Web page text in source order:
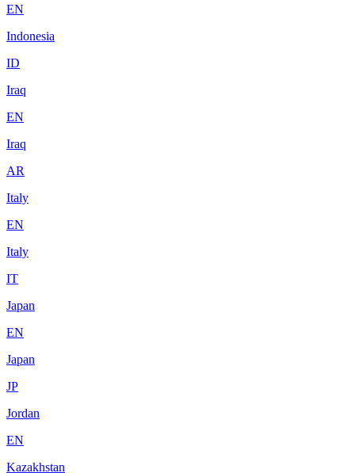
EN
Indonesia
ID
Iraq
EN
Iraq
AR
Italy
EN
Italy
IT
Japan
EN
Japan
JP
Jordan
EN
Kazakhstan